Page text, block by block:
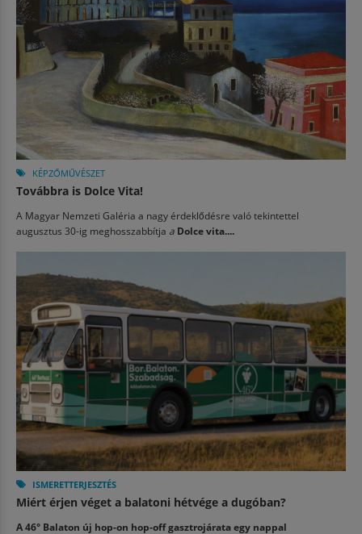
KÉPZŐMŰVÉSZET
Továbbra is Dolce Vita!
A Magyar Nemzeti Galéria a nagy érdeklődésre való tekintettel
augusztus 30-ig meghosszabbítja a Dolce vita....
ISMERETTERJESZTÉS
Miért érjen véget a balatoni hétvége a dugóban?
A 46° Balaton új hop-on hop-off gasztrojárata egy nappal